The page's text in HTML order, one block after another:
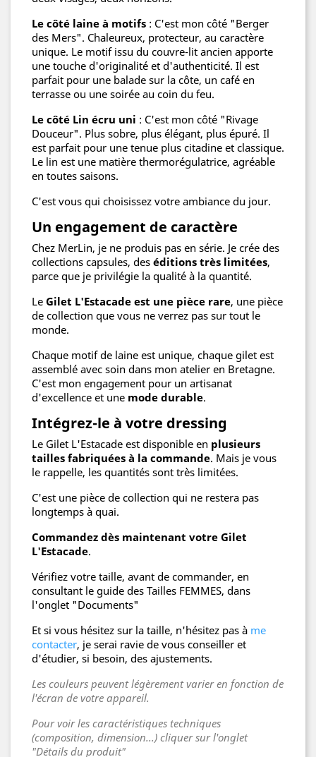
Le côté laine à motifs : C'est mon côté "Berger
des Mers". Chaleureux, protecteur, au caractère
unique. Le motif issu du couvre-lit ancien apporte
une touche d'originalité et d'authenticité. Il est
parfait pour une balade sur la côte, un café en
terrasse ou une soirée au coin du feu.
Le côté Lin écru uni : C'est mon côté "Rivage
Douceur". Plus sobre, plus élégant, plus épuré. Il
est parfait pour une tenue plus citadine et classique.
Le lin est une matière thermorégulatrice, agréable
en toutes saisons.
C'est vous qui choisissez votre ambiance du jour.
Un engagement de caractère
Chez MerLin, je ne produis pas en série. Je crée des
collections capsules, des éditions très limitées,
parce que je privilégie la qualité à la quantité.
Le Gilet L'Estacade est une pièce rare, une pièce
de collection que vous ne verrez pas sur tout le
monde.
Chaque motif de laine est unique, chaque gilet est
assemblé avec soin dans mon atelier en Bretagne.
C'est mon engagement pour un artisanat
d'excellence et une mode durable.
Intégrez-le à votre dressing
Le Gilet L'Estacade est disponible en plusieurs
tailles fabriquées à la commande. Mais je vous
le rappelle, les quantités sont très limitées.
C'est une pièce de collection qui ne restera pas
longtemps à quai.
Commandez dès maintenant votre Gilet
L'Estacade.
Vérifiez votre taille, avant de commander, en
consultant le guide des Tailles FEMMES, dans
l'onglet "Documents"
Et si vous hésitez sur la taille, n'hésitez pas à me
contacter, je serai ravie de vous conseiller et
d'étudier, si besoin, des ajustements.
Les couleurs peuvent légèrement varier en fonction de
l'écran de votre appareil.
Pour voir les caractéristiques techniques
(composition, dimension...) cliquer sur l'onglet
"Détails du produit"